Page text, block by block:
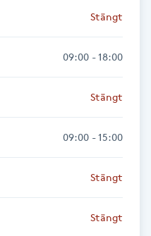
Stängt
09:00 - 18:00
Stängt
09:00 - 15:00
Stängt
Stängt